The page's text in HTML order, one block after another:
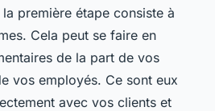
première étape consiste à
Cela peut se faire en
de la part de vos
vos employés. Ce sont eux
avec vos clients et